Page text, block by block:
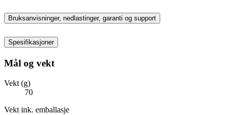
Bruksanvisninger, nedlastinger, garanti og support
Spesifikasjoner
Mål og vekt
Vekt (g)
70
Vekt ink. emballasje